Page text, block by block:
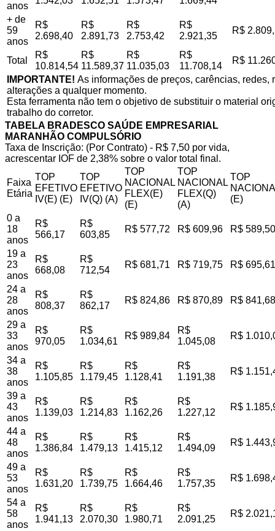
anos
+ de
59
anos
R$
2.698,40
R$
2.891,73
R$
2.753,42
R$
2.921,35
R$
Total
R$
10.814,54
R$
11.589,37
R$
11.035,03
R$
11.708,14
R$
IMPORTANTE! As informações de preços, carências,
alterações a qualquer momento.
Esta ferramenta não tem o objetivo de substituir o material
trabalho do corretor.
TABELA BRADESCO SAÚDE EMPRESARIAL
MARANHÃO COMPULSÓRIO
Taxa de Inscrição: (Por Contrato) - R$ 7,50 por vida,
acrescentar IOF de 2,38% sobre o valor total final.
Faixa
Etária
TOP
EFETIVO
IV(E) (E)
TOP
EFETIVO
IV(Q) (A)
TOP
NACIONAL
FLEX(E)
(E)
TOP
NACIONAL
FLEX(Q)
(A)
TOP
(E)
0 a
18
anos
R$
566,17
R$
603,85
R$ 577,72 R$ 609,96 R$ 589,50
19 a
23
anos
R$
668,08
R$
712,54
R$ 681,71 R$ 719,75 R$ 695,61
24 a
28
anos
R$
808,37
R$
862,17
R$ 824,86 R$ 870,89 R$ 841,68
29 a
33
anos
R$
970,05
R$
1.034,61
R$ 989,84
R$
1.045,08
R$
34 a
38
anos
R$
1.105,85
R$
1.179,45
R$
1.128,41
R$
1.191,38
R$
39 a
43
anos
R$
1.139,03
R$
1.214,83
R$
1.162,26
R$
1.227,12
R$
44 a
48
anos
R$
1.386,84
R$
1.479,13
R$
1.415,12
R$
1.494,09
R$
49 a
53
anos
R$
1.631,20
R$
1.739,75
R$
1.664,46
R$
1.757,35
R$
54 a
58
anos
R$
1.941,13
R$
2.070,30
R$
1.980,71
R$
2.091,25
R$